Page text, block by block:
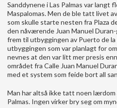
Sanddynene i Las Palmas var langt
Maspalomas. Men de ble tatt livet
som skulle starte nesten fra Plaza
den nåværende Juan Manuel
frem til utbyggingen av Puerto de la
utbyggingen som var planlagt for
nevnes at den var litt mer presis
området fra Calle Juan Manuel
med et system som feide bort all
Man har altså ikke tatt noen lærdom
Palmas. Ingen virker bry seg om